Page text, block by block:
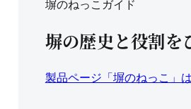
塀のねっこガイド
塀の歴史と役割を
製品ページ「塀のねっこ」